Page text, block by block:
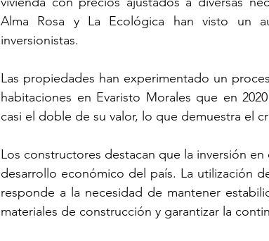
Alma Rosa y La Ecológica han visto un
inversionistas.
Las propiedades han experimentado un
habitaciones en Evaristo Morales que en
casi el doble de su valor, lo que demuestra el
Los constructores destacan que la inversión
desarrollo económico del país. La utilización
responde a la necesidad de mantener
materiales de construcción y garantizar la